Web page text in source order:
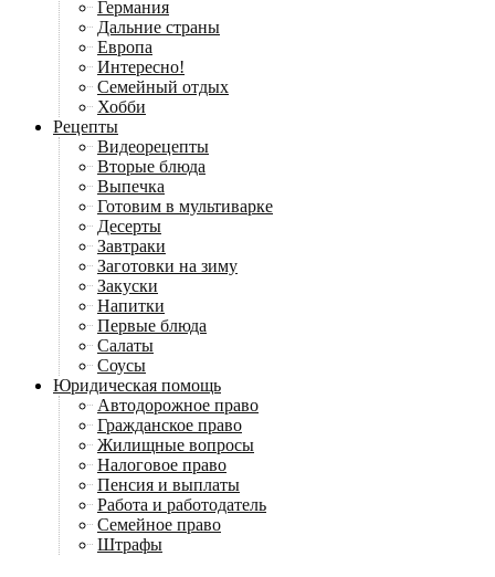
Германия
Дальние страны
Европа
Интересно!
Семейный отдых
Хобби
Рецепты
Видеорецепты
Вторые блюда
Выпечка
Готовим в мультиварке
Десерты
Завтраки
Заготовки на зиму
Закуски
Напитки
Первые блюда
Салаты
Соусы
Юридическая помощь
Автодорожное право
Гражданское право
Жилищные вопросы
Налоговое право
Пенсия и выплаты
Работа и работодатель
Семейное право
Штрафы